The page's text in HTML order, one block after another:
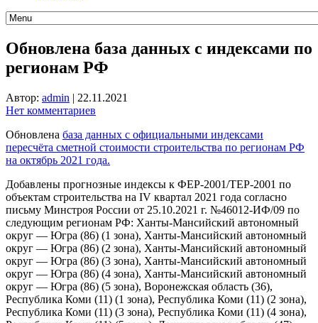
Обновлена база данных с индексами по
регионам РФ
Автор: admin | 22.11.2021
Нет комментариев
Обновлена база данных с официальными индексами
пересчёта сметной стоимости строительства по регионам РФ
на октябрь 2021 года.
Добавлены прогнозные индексы к ФЕР-2001/ТЕР-2001 по
объектам строительства на IV квартал 2021 года согласно
письму Минстроя России от 25.10.2021 г. №46012-ИФ/09 по
следующим регионам РФ: Ханты-Мансийский автономный
округ — Югра (86) (1 зона), Ханты-Мансийский автономный
округ — Югра (86) (2 зона), Ханты-Мансийский автономный
округ — Югра (86) (3 зона), Ханты-Мансийский автономный
округ — Югра (86) (4 зона), Ханты-Мансийский автономный
округ — Югра (86) (5 зона), Воронежская область (36),
Республика Коми (11) (1 зона), Республика Коми (11) (2 зона),
Республика Коми (11) (3 зона), Республика Коми (11) (4 зона),